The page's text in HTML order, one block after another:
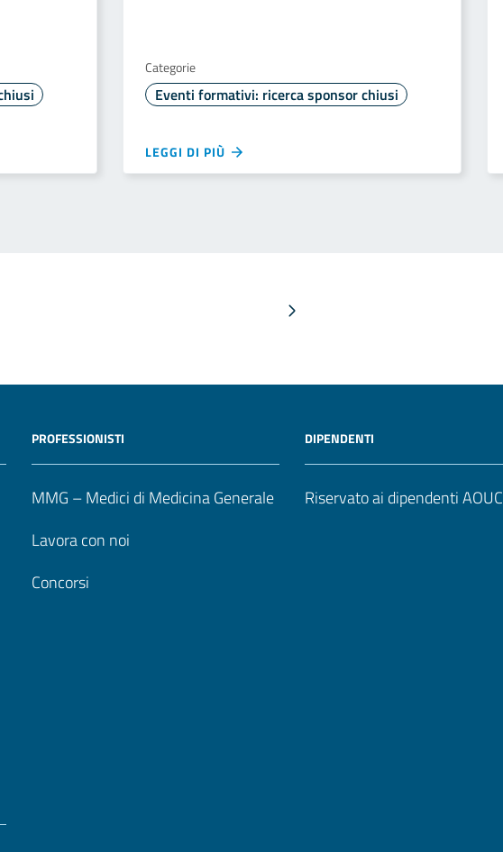
Categorie
Eventi formativi: ricerca sponsor chiusi
LEGGI DI PIÙ
Pagina successiva
PROFESSIONISTI
MMG – Medici di Medicina Generale
Lavora con noi
Concorsi
DIPENDENTI
Riservato ai dipendenti AOUC